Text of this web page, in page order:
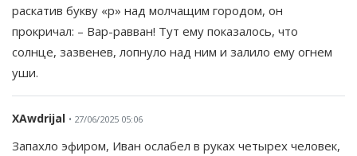
раскатив букву «р» над молчащим городом, он
прокричал: – Вар-равван! Тут ему показалось, что
солнце, зазвенев, лопнуло над ним и залило ему огнем
уши.
XAwdrijal • 27/06/2025 05:06
Запахло эфиром, Иван ослабел в руках четырех человек,